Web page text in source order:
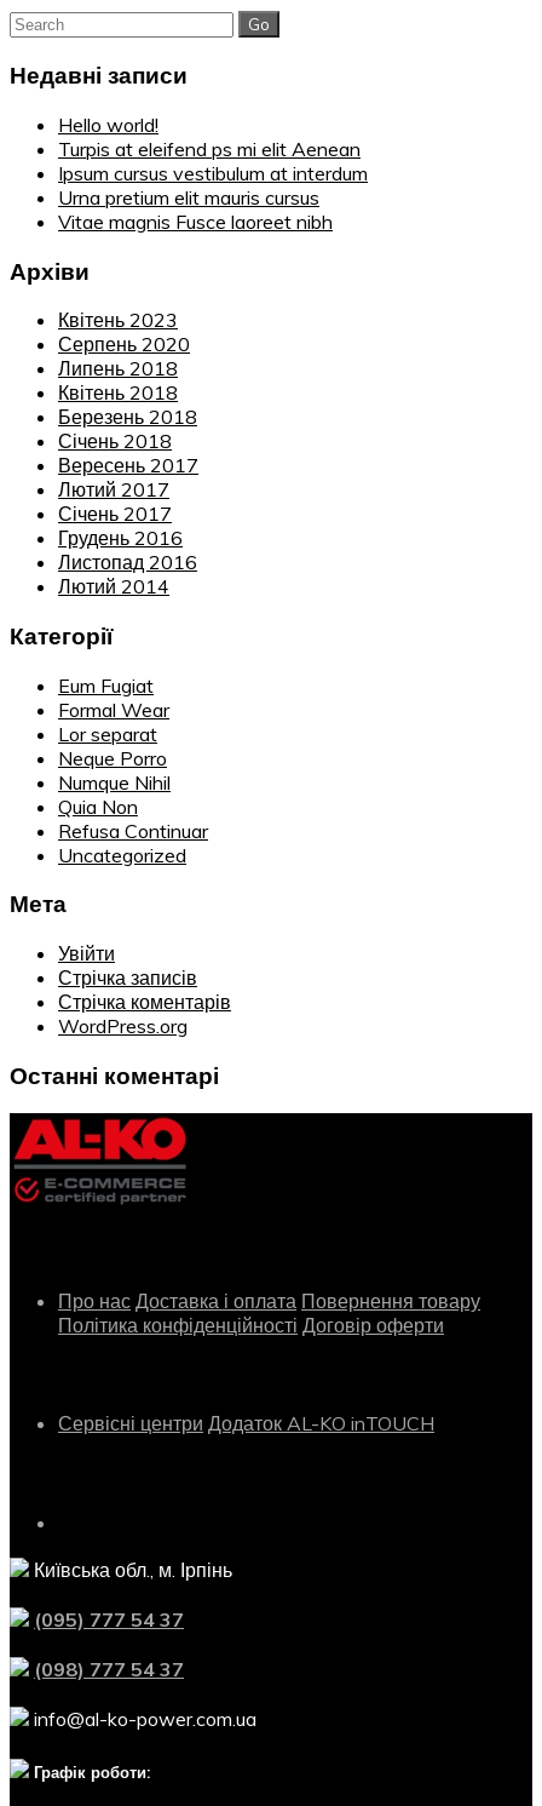
Search
Недавні записи
Hello world!
Turpis at eleifend ps mi elit Aenean
Ipsum cursus vestibulum at interdum
Urna pretium elit mauris cursus
Vitae magnis Fusce laoreet nibh
Архіви
Квітень 2023
Серпень 2020
Липень 2018
Квітень 2018
Березень 2018
Січень 2018
Вересень 2017
Лютий 2017
Січень 2017
Грудень 2016
Листопад 2016
Лютий 2014
Категорії
Eum Fugiat
Formal Wear
Lor separat
Neque Porro
Numque Nihil
Quia Non
Refusa Continuar
Uncategorized
Мета
Увійти
Стрічка записів
Стрічка коментарів
WordPress.org
Останні коментарі
Про нас Доставка і оплата Повернення товару
Політика конфіденційності Договір оферти
Сервісні центри Додаток AL-KO inTOUCH
Київська обл., м. Ірпінь
(095) 777 54 37
(098) 777 54 37
info@al-ko-power.com.ua
Графік роботи: